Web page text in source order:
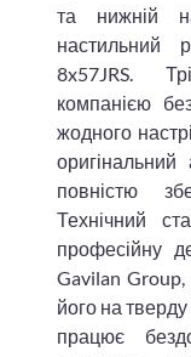
та нижній
настильний
8x57JRS.
компанією
жодного
оригінальний
повністю
Технічний
професійну
Gavilan
його на
працює